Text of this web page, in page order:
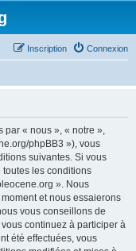
Connexion
Inscription
par « nous », « notre »,
phpBB3 »), vous
suivantes. Si vous
toutes les conditions
». Nous
et nous essaierons
vous conseillons de
continuez à participer à
été effectuées, vous